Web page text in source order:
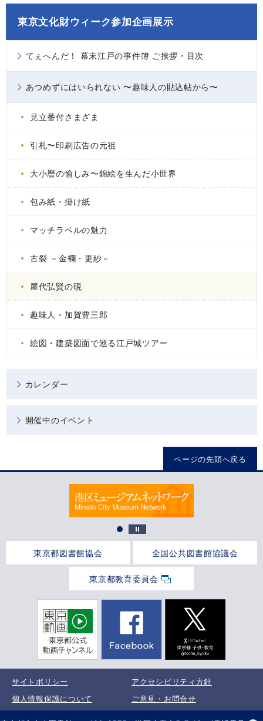
東京文化財ウィーク参加企画展示
てぇへんだ！ 幕末江戸の事件簿 ご挨拶・目次
あつめずにはいられない 〜趣味人の貼込帖から〜
見立番付さまざま
引札〜印刷広告の元祖
大小暦の愉しみ〜錦絵を生んだ小世界
包み紙・掛け紙
マッチラベルの魅力
古裂 －金襴・更紗－
屋代弘賢の硯
趣味人・加賀豊三郎
絵図・建築図面で巡る江戸城ツアー
カレンダー
開催中のイベント
ページの先頭へ戻る
東京都図書館協会 全国公共図書館協議会
東京都教育委員会
サイトポリシー
アクセシビリティ方針
個人情報保護について
ご意見・お問合せ